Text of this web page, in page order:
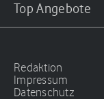
Top Angebote
Redaktion
Impressum
Datenschutz